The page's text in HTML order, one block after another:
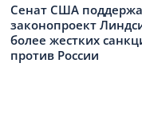
Сенат США
законопроект
более жестких
против России